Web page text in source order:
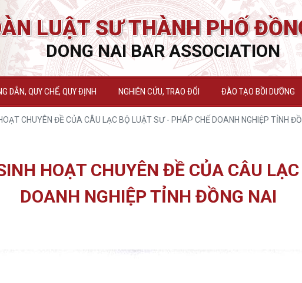
LUẬT SƯ THÀNH PHỐ
DONG NAI BAR ASSOCIATION
DẪN, QUY CHẾ, QUY ĐỊNH NGHIÊN CỨU, TRAO ĐỔI ĐÀO TẠO BỒI DƯỠNG
CHUYÊN ĐỀ CỦA CÂU LẠC BỘ LUẬT SƯ - PHÁP CHẾ DOANH NGHIỆP TỈNH
HOẠT CHUYÊN ĐỀ CỦA CÂU
DOANH NGHIỆP TỈNH ĐỒNG NAI